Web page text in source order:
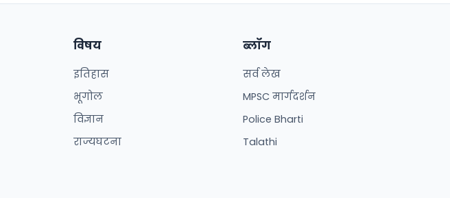
विषय
इतिहास
भूगोल
विज्ञान
राज्यघटना
ब्लॉग
सर्व लेख
MPSC मार्गदर्शन
Police Bharti
Talathi